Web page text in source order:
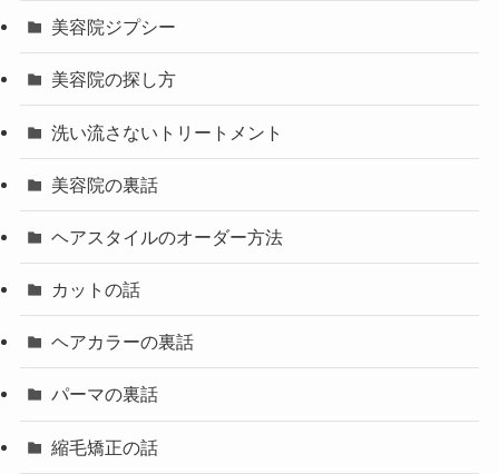
美容院ジプシー
美容院の探し方
洗い流さないトリートメント
美容院の裏話
ヘアスタイルのオーダー方法
カットの話
ヘアカラーの裏話
パーマの裏話
縮毛矯正の話